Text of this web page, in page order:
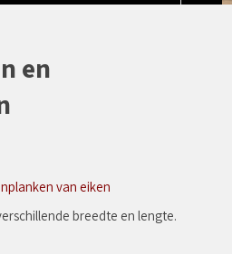
en
van eiken
breedte en lengte.